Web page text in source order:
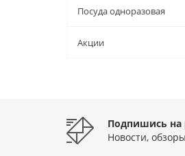
Посуда одноразовая
Акции
Подпишись на
Новости,